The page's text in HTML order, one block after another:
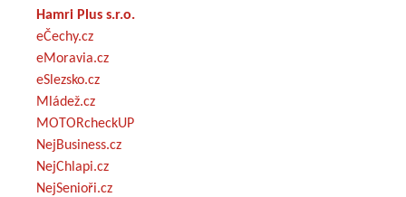
Hamri Plus s.r.o.
eČechy.cz
eMoravia.cz
eSlezsko.cz
Mládež.cz
MOTORcheckUP
NejBusiness.cz
NejChlapi.cz
NejSenioři.cz